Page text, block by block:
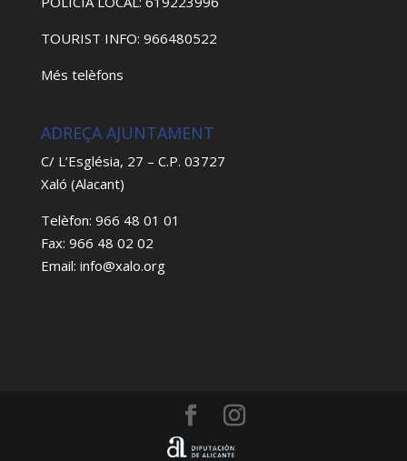
TOURIST INFO: 966480522
Més telèfons
ADREÇA AJUNTAMENT
C/ L’Església, 27 – C.P. 03727
Xaló (Alacant)
Telèfon: 966 48 01 01
Fax: 966 48 02 02
Email: info@xalo.org